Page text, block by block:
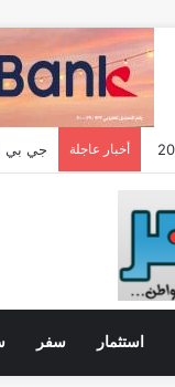
أخبار عاجلة
استثمار سفر